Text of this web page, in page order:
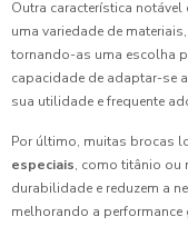
Outra característica notável
uma variedade de
tornando-as uma escolha
capacidade de adaptar-se
sua utilidade e frequente
Por último, muitas brocas
especiais, como titânio ou
durabilidade e reduzem a
melhorando a performance